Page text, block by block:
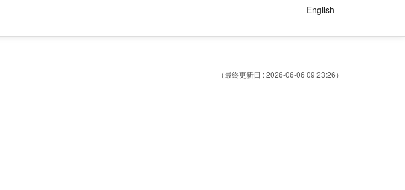
English
（最終更新日 : 2026-06-06 09:23:26）